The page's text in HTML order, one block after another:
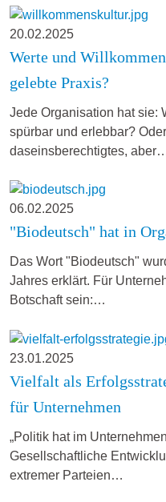
20.02.2025
Werte und
gelebte Praxis?
Jede Organisation hat sie:
spürbar und erlebbar?
daseinsberechtigtes,
06.02.2025
"Biodeutsch" hat in
Das Wort "Biodeutsch"
Jahres erklärt. Für
Botschaft sein:…
23.01.2025
Vielfalt als
für Unternehmen
„Politik hat im
Gesellschaftliche
extremer Parteien…